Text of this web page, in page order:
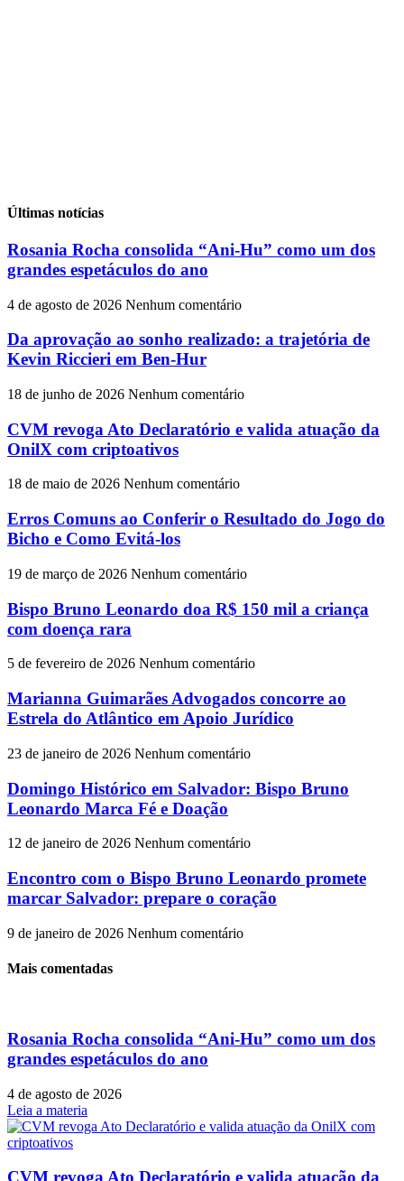
Últimas notícias
Rosania Rocha consolida “Ani-Hu” como um dos
grandes espetáculos do ano
4 de agosto de 2026 Nenhum comentário
Da aprovação ao sonho realizado: a trajetória de
Kevin Riccieri em Ben-Hur
18 de junho de 2026 Nenhum comentário
CVM revoga Ato Declaratório e valida atuação da
OnilX com criptoativos
18 de maio de 2026 Nenhum comentário
Erros Comuns ao Conferir o Resultado do Jogo do
Bicho e Como Evitá-los
19 de março de 2026 Nenhum comentário
Bispo Bruno Leonardo doa R$ 150 mil a criança
com doença rara
5 de fevereiro de 2026 Nenhum comentário
Marianna Guimarães Advogados concorre ao
Estrela do Atlântico em Apoio Jurídico
23 de janeiro de 2026 Nenhum comentário
Domingo Histórico em Salvador: Bispo Bruno
Leonardo Marca Fé e Doação
12 de janeiro de 2026 Nenhum comentário
Encontro com o Bispo Bruno Leonardo promete
marcar Salvador: prepare o coração
9 de janeiro de 2026 Nenhum comentário
Mais comentadas
Rosania Rocha consolida “Ani-Hu” como um dos
grandes espetáculos do ano
4 de agosto de 2026
Leia a materia